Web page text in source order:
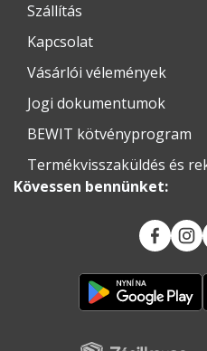
Szállítás
Kapcsolat
Vásárlói vélemények
Jogi dokumentumok
BEWIT kötvényprogram
Termékvisszaküldés és
Kövessen bennünket: